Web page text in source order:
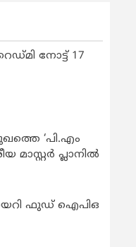
നോട്ട് 17
‘പി.എം
മാസ്റ്റർ പ്ലാനിൽ
ഡയറി ഫുഡ് ഐപിഒ